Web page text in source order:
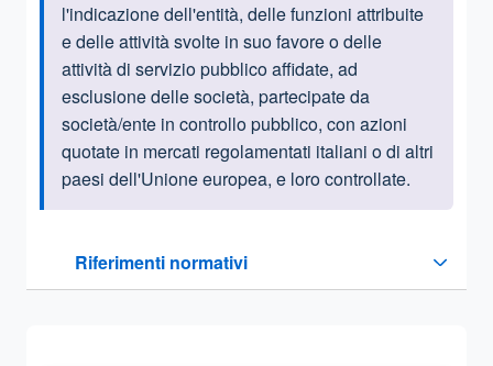
l'indicazione dell'entità, delle funzioni attribuite
e delle attività svolte in suo favore o delle
attività di servizio pubblico affidate, ad
esclusione delle società, partecipate da
società/ente in controllo pubblico, con azioni
quotate in mercati regolamentati italiani o di altri
paesi dell'Unione europea, e loro controllate.
Riferimenti normativi
Sezione compressa